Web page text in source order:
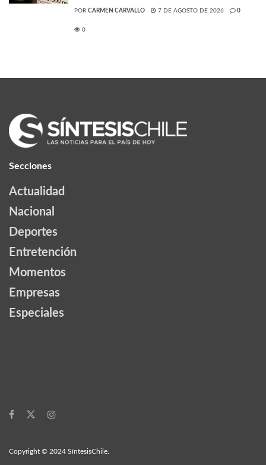
POR CARMEN CARVALLO 7 DE AGOSTO DE 2026 0
0
Secciones
Actualidad
Nacional
Deportes
Entretención
Momentos
Empresas
Especiales
Copyright © 2024 SíntesisChile.